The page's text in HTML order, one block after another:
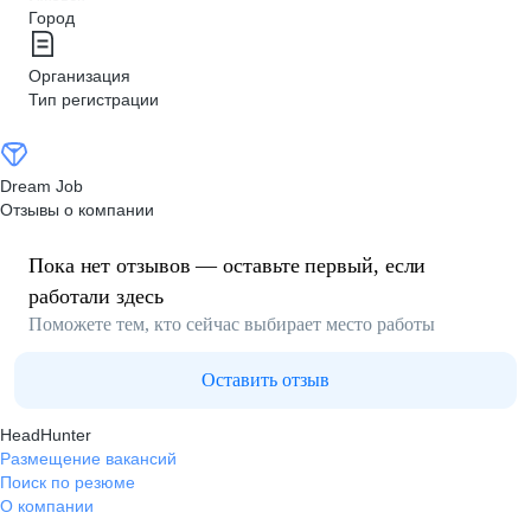
Город
Организация
Тип регистрации
Dream Job
Отзывы о компании
Пока нет отзывов — оставьте первый, если
работали здесь
Поможете тем, кто сейчас выбирает место работы
Оставить отзыв
HeadHunter
Размещение вакансий
Поиск по резюме
О компании